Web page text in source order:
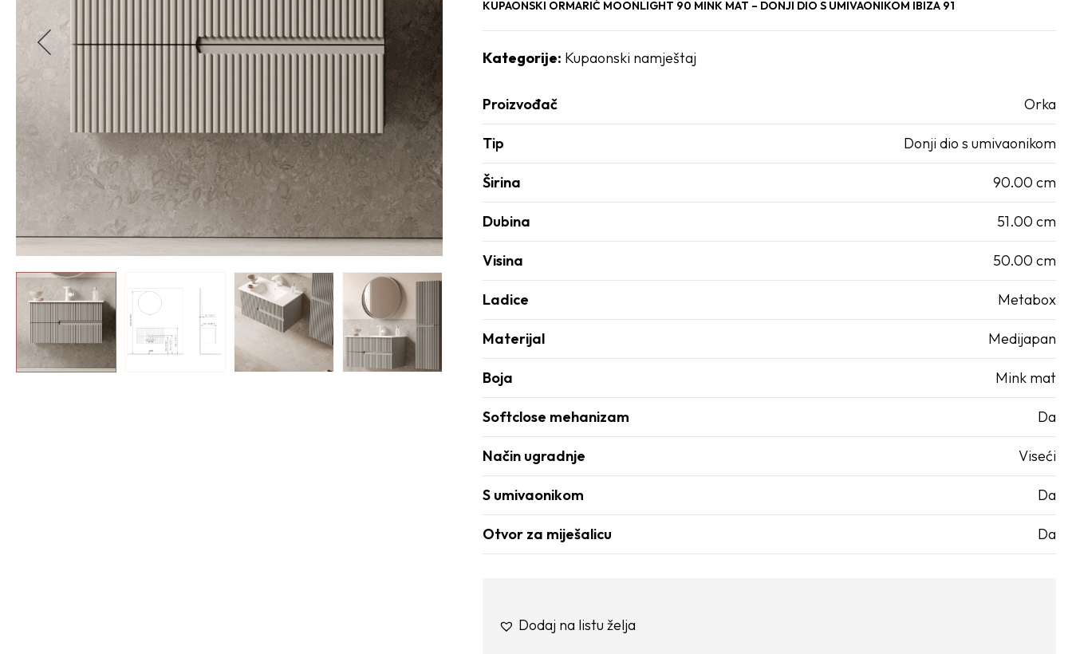
KUPAONSKI ORMARIĆ MOONLIGHT 90 MINK MAT – DONJI DIO S UMIVAONIKOM IBIZA 91
Kategorije: Kupaonski namještaj
Proizvođač Orka
Tip Donji dio s umivaonikom
Širina 90.00 cm
Dubina 51.00 cm
Visina 50.00 cm
Ladice Metabox
Materijal Medijapan
Boja Mink mat
Softclose mehanizam Da
Način ugradnje Viseći
S umivaonikom Da
Otvor za miješalicu Da
Dodaj na listu želja